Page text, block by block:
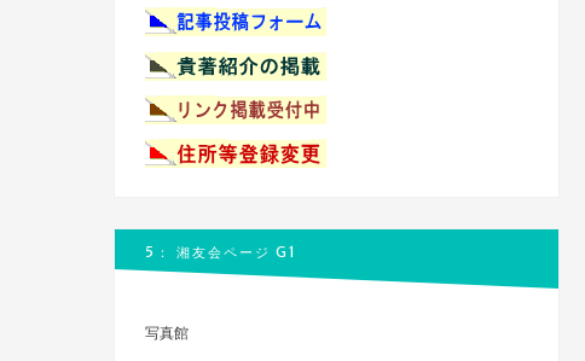
5： 湘友会ページ G1
写真館